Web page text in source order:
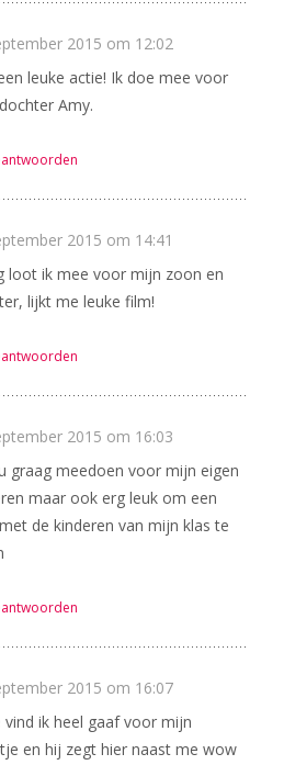
2015 om 12:02
leuke actie! Ik doe mee voor
Amy.
2015 om 14:41
loot ik mee voor mijn zoon en
lijkt me leuke film!
2015 om 16:03
graag meedoen voor mijn eigen
maar ook erg leuk om een
de kinderen van mijn klas te
2015 om 16:07
vind ik heel gaaf voor mijn
en hij zegt hier naast me wow